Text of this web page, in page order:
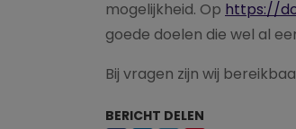
mogelijkheid. Op https://
goede doelen die wel al
Bij vragen zijn wij
BERICHT DELEN